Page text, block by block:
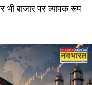
भी बाजार पर व्यापक रूप